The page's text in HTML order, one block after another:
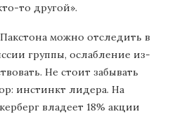
то другой».
можно отследить в
группы, ослабление из-
Не стоит забывать
инстинкт лидера. На
владеет 18% акции